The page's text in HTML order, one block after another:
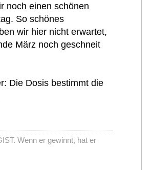
noch einen schönen
So schönes
wir hier nicht erwartet,
März noch geschneit
Die Dosis bestimmt die
Wenn er gewinnt, hat er